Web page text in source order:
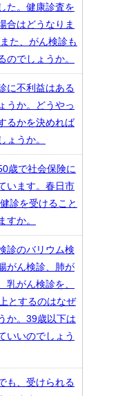
た。健康診査を
合はどうなりま
た、がん検診も
のでしょうか。
に不利益はある
うか。どうやっ
るかを決めれば
ょうか。
歳で社会保険に
います。春日市
診を受けること
すか。
診のバリウム検
がん検診、肺が
乳がん検診を、
とするのはなぜ
か。39歳以下は
いいのでしょう
も、受けられる